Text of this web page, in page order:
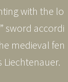
with the
sword
medieval
Liechtenauer.